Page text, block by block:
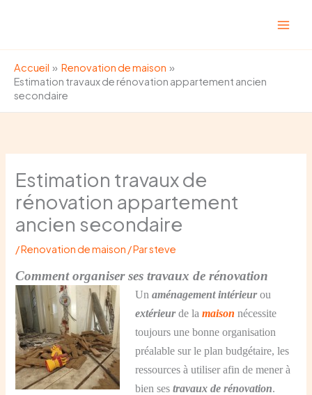
Accueil
Renovation de maison
Estimation travaux de rénovation appartement ancien
secondaire
Estimation travaux de
rénovation appartement
ancien secondaire
/Renovation de maison / Parsteve
Comment organiser ses travaux de rénovation
Unaménagement intérieurou
extérieurde lamaison nécessite
toujours une bonne organisation
préalable sur le plan budgétaire, les
ressources à utiliser afin de mener à
bien sestravaux de rénovation.